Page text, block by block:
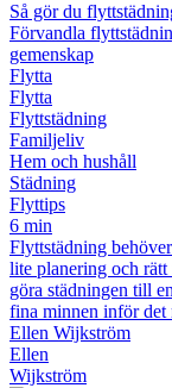
Så gör du
Förvandla
gemenskap
Flytta
Flytta
Flyttstädning
Familjeliv
Hem och hushåll
Städning
Flyttips
6 min
Flyttstädning
lite planering och
göra städningen till
fina minnen inför det
Ellen Wijkström
Ellen
Wijkström